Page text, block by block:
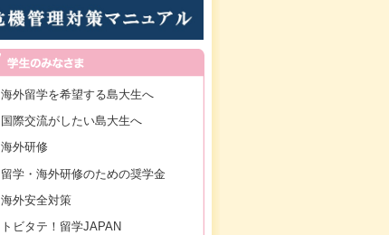
海外留学を希望する島大生へ
国際交流がしたい島大生へ
海外研修
留学・海外研修のための奨学金
海外安全対策
トビタテ！留学JAPAN